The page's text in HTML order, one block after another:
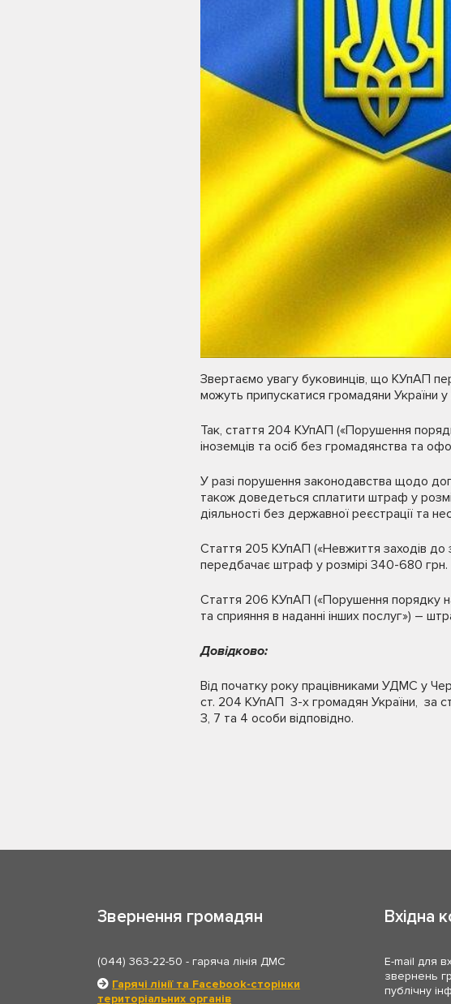
Звертаємо увагу буковинців, що КУпАП
можуть припускатися громадяни України
Так, стаття 204 КУпАП («Порушення
іноземців та осіб без громадянства та
У разі порушення законодавства щодо
також доведеться сплатити штраф у
діяльності без державної реєстрації та
Стаття 205 КУпАП («Невжиття заходів до
передбачає штраф у розмірі 340-680 грн.
Стаття 206 КУпАП («Порушення порядку
та сприяння в наданні інших послуг») –
Довідково:
Від початку року працівниками УДМС у
ст. 204 КУпАП 3-х громадян України, за
3, 7 та 4 особи відповідно.
Звернення громадян
(044) 363-22-50 - гаряча лінія ДМС
Гарячі лінії та Facebook-сторінки
територіальних органів
Вхідна
E-mail для
звернень
публічну